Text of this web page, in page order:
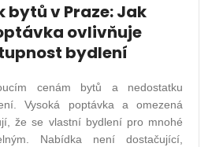
bytů v Praze: Jak
ovlivňuje
bydlení
cenám bytů a nedostatku
Vysoká poptávka a omezená
že se vlastní bydlení pro mnohé
Nabídka není dostačující,